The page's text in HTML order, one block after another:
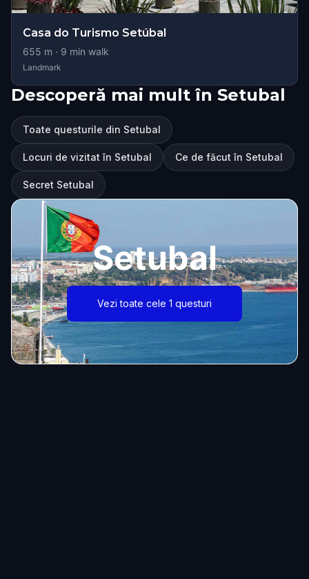
Casa do Turismo Setúbal
655 m · 9 min walk
Landmark
Descoperă mai mult în Setubal
Toate questurile din Setubal
Locuri de vizitat în Setubal Ce de făcut în Setubal
Secret Setubal
Setubal
Vezi toate cele 1 questuri